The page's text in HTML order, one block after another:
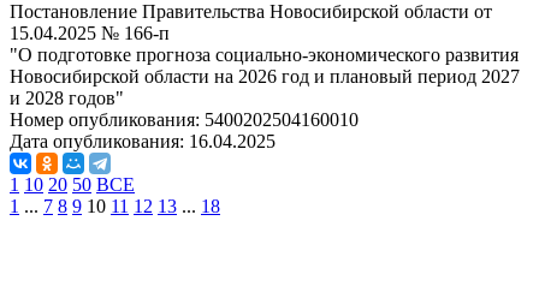
Постановление Правительства Новосибирской области от
15.04.2025 № 166-п
"О подготовке прогноза социально-экономического развития
Новосибирской области на 2026 год и плановый период 2027
и 2028 годов"
Номер опубликования: 5400202504160010
Дата опубликования: 16.04.2025
1 10 20 50 ВСЕ
1 ... 7 8 9 10 11 12 13 ... 18